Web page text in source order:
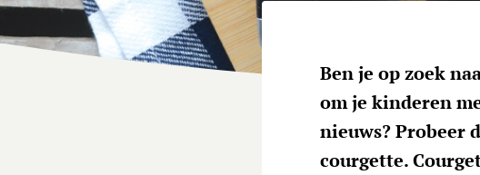
Ben je op zoek
om je kinderen
nieuws? Probeer
courgette.